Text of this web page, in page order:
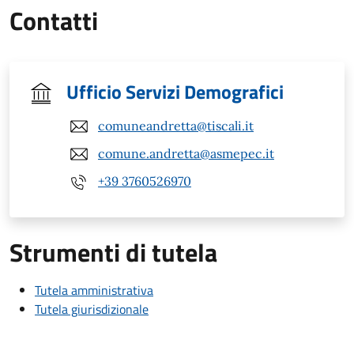
Contatti
Ufficio Servizi Demografici
comuneandretta@tiscali.it
comune.andretta@asmepec.it
+39 3760526970
Strumenti di tutela
Tutela amministrativa
Tutela giurisdizionale